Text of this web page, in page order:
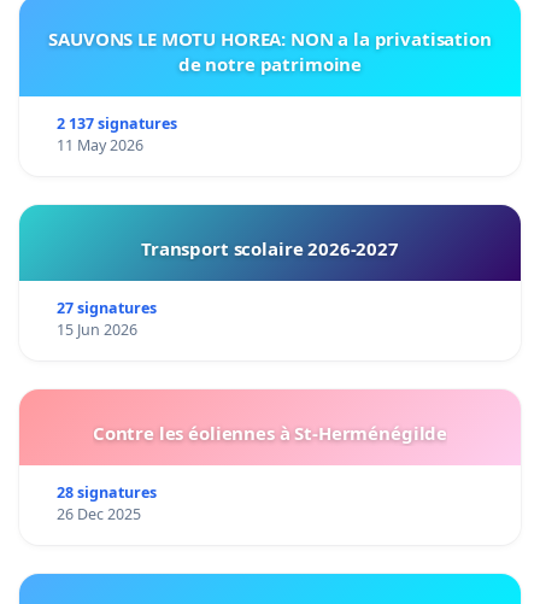
SAUVONS LE MOTU HOREA: NON a la privatisation
de notre patrimoine
2 137 signatures
11 May 2026
Transport scolaire 2026-2027
27 signatures
15 Jun 2026
Contre les éoliennes à St-Herménégilde
28 signatures
26 Dec 2025